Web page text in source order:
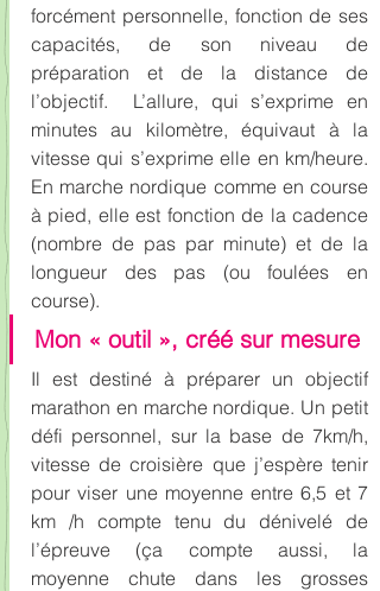
forcément personnelle, fonction de ses
capacités, de son niveau de
préparation et de la distance de
l’objectif.  L’allure, qui s’exprime en
minutes au kilomètre, équivaut à la
vitesse qui s’exprime elle en km/heure.
En marche nordique comme en course
à pied, elle est fonction de la cadence
(nombre de pas par minute) et de la
longueur des pas (ou foulées en
course).
Mon « outil », créé sur mesure
Il est destiné à préparer un objectif
marathon en marche nordique. Un petit
défi personnel, sur la base de 7km/h,
vitesse de croisière que j’espère tenir
pour viser une moyenne entre 6,5 et 7
km /h compte tenu du dénivelé de
l’épreuve (ça compte aussi, la
moyenne chute dans les grosses